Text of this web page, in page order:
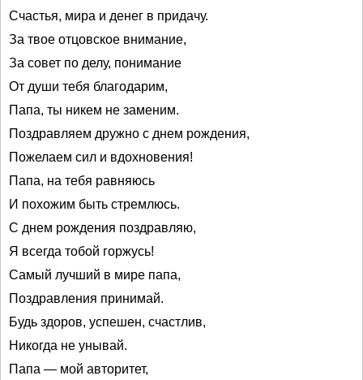
Счастья, мира и денег в придачу.
За твое отцовское внимание,
За совет по делу, понимание
От души тебя благодарим,
Папа, ты никем не заменим.
Поздравляем дружно с днем рождения,
Пожелаем сил и вдохновения!
Папа, на тебя равняюсь
И похожим быть стремлюсь.
С днем рождения поздравляю,
Я всегда тобой горжусь!
Самый лучший в мире папа,
Поздравления принимай.
Будь здоров, успешен, счастлив,
Никогда не унывай.
Папа — мой авторитет,